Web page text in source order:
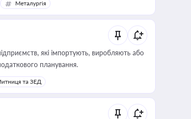
Металургія
які імпортують, виробляють або
планування.
та ЗЕД